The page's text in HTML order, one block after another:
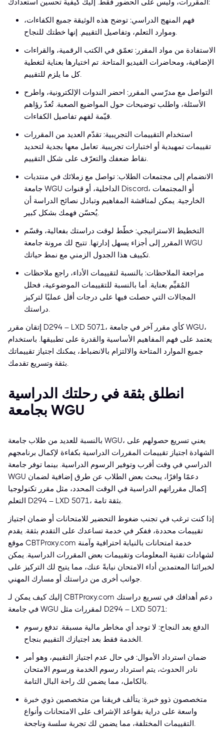
المقررات، وليس على الحضور فقط. إليك كيفية تحسين استعدادك:
فهم المنهج الدراسي: توضح هذه الوثيقة جميع الكفاءات،
وموارد التعلم، وتفاصيل التقييم. إنها خطتك للنجاح.
الاستفادة من مواد المقرر: تعمّق في الكتب الرقمية، والقراءات
الإضافية، ومحاضرات الفيديو المتاحة. تم اختيارها بعناية لتغطية
كل ما يلزم للتقييم.
التواصل مع مدرّسي المقرر: احضر الندوات الإلكترونية، واطرح
الأسئلة، واطلب توضيحات حول المواضيع الصعبة. تُعدّ رؤاهم
قيّمة لفهم تفاصيل الكفاءات.
استخدام التقييمات التجريبية: تقدّم العديد من المقررات
تقييمات تمهيدية أو اختبارات تجريبية. تعامل معها بجدية لتحديد
نقاط ضعفك والتعرّف على شكل التقييم.
الانضمام إلى مجتمعات الطلاب: تواصل مع زملائك في منتديات
جامعة WGU الداخلية، أو قنوات Discord، أو المجتمعات
الخارجية. يمكن لمناقشة المفاهيم وتبادل نصائح الدراسة أن
يُحسّن فهمك بشكل كبير.
التخطيط الاستراتيجي: خطّط لوقت دراستك بفعالية، وقسّم
المقرر إلى أجزاء يسهل إدارتها. تتيح لك مرونة جامعة WGU
تكييف هذا الجدول الزمني مع نمط حياتك.
مراجعة الملاحظات: بالنسبة لتقييمات الأداء، راجع ملاحظات
المُقيِّم بعناية. أما بالنسبة للتقييمات الموضوعية، فحلل
المجالات التي حصلت فيها على درجات أقل عمليًا لتركيز
دراستك.
إتقان مقرر D294 – LXD 5071، كأي مقرر آخر في جامعة WGU،
يعتمد على فهم المفاهيم الأساسية والقدرة على تطبيقها. باستخدام
جميع الموارد المتاحة والالتزام بالانضباط، يمكنك اجتياز تقييماتك
بثقة وتسريع تقدمك.
انطلق بثقة في رحلتك الدراسية
بجامعة WGU
بالنسبة للعديد من طلاب جامعة WGU، يعني تسريع حصولهم على
الشهادة اجتياز تقييمات المقررات الدراسية بكفاءة لإكمال برنامجهم
الدراسي في وقت أقرب وتوفير الرسوم الدراسية. بينما توفر جامعة
WGU دعمًا وافرًا، يبحث بعض الطلاب عن طرق إضافية لضمان
إكمال مقرراتهم الدراسية في الوقت المحدد، مثل مقرر تكنولوجيا
التعلم D294 – LXD 5071، بثقة تامة.
إذا كنت ترغب في تجنب ضغوط التحضير للامتحانات أو ضمان اجتياز
تقييمات محددة، ففكر في خدمة تساعدك على التقدم بثقة. يقدم
موقع CBTProxy.com خدمة امتحانات بالنيابة احترافية وآمنة
لشهادات تقنية المعلومات وتقييمات بعض المقررات الدراسية. يمكن
لخبرائنا المعتمدين أداء الامتحان نيابةً عنك، مما يتيح لك التركيز على
جوانب أخرى من دراستك أو مسارك المهني.
إليك كيف يمكن لـ CBTProxy.com دعم أهدافك في تسريع دراستك
في جامعة WGU لمقررات مثل D294 – LXD 5071:
الدفع بعد النجاح: لا توجد أي مخاطر مالية مسبقة. تدفع رسوم
الخدمة فقط بعد اجتيازك التقييم بنجاح.
ضمان استرداد الأموال: في حال عدم اجتياز التقييم، وهو أمر
نادر الحدوث، يتم استرداد رسوم الخدمة ورسوم الامتحان
بالكامل، مما يضمن لك راحة البال التامة.
متخصصون ذوو خبرة: يتألف فريقنا من متخصصين ذوي خبرة
واسعة على دراية بقواعد الإشراف على الامتحانات وأنواع
التقييمات المختلفة، مما يضمن لك تجربة سلسة وناجحة.